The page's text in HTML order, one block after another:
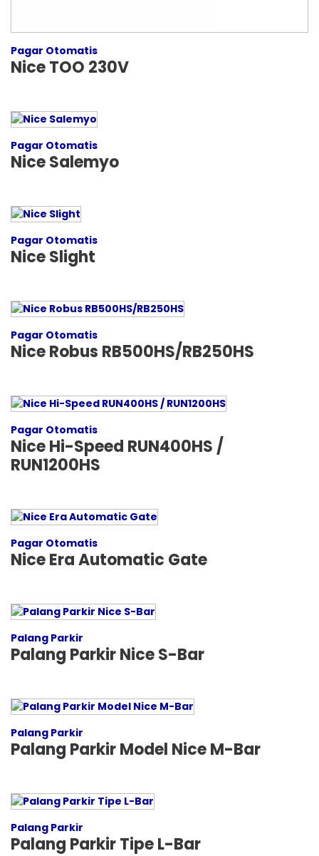
Pagar Otomatis
Nice TOO 230V
Pagar Otomatis
Nice Salemyo
Pagar Otomatis
Nice Slight
Pagar Otomatis
Nice Robus RB500HS/RB250HS
Pagar Otomatis
Nice Hi-Speed RUN400HS /
RUN1200HS
Pagar Otomatis
Nice Era Automatic Gate
Palang Parkir
Palang Parkir Nice S-Bar
Palang Parkir
Palang Parkir Model Nice M-Bar
Palang Parkir
Palang Parkir Tipe L-Bar